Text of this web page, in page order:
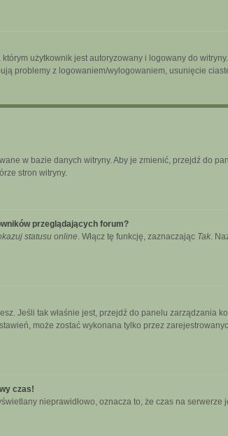
użytkownik jest autoryzowany i logowany do
problemy z logowaniem/wylogowaniem, usunięcie
w bazie danych witryny. Aby je zmienić, przejdź do
stron witryny.
przeglądających forum?
statusu online. Włącz tę funkcję, zaznaczając Tak.
Jeśli tak właśnie jest, przejdź do panelu zarządzania
może zostać wykonana tylko przez
czas!
nieprawidłowo, oznacza to, że czas na